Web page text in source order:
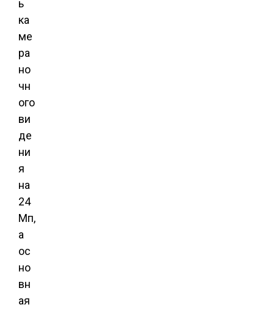
ь
ка
ме
ра
но
чн
ого
ви
де
ни
я
на
24
Мп,
а
ос
но
вн
ая